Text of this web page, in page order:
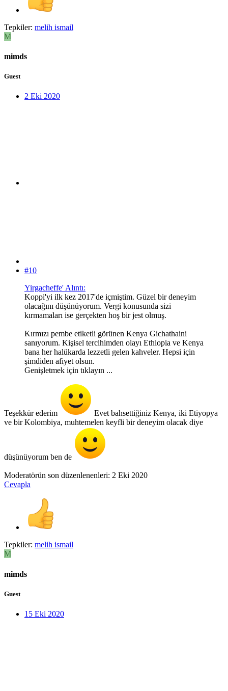
Tepkiler: melih ismail
M
mimds
Guest
2 Eki 2020
#10
Yirgacheffe' Alıntı:
Koppi'yi ilk kez 2017'de içmiştim. Güzel bir deneyim
olacağını düşünüyorum. Vergi konusunda sizi
kırmamaları ise gerçekten hoş bir jest olmuş.
Kırmızı pembe etiketli görünen Kenya Gichathaini
sanıyorum. Kişisel tercihimden olayı Ethiopia ve Kenya
bana her halükarda lezzetli gelen kahveler. Hepsi için
şimdiden afiyet olsun.
Genişletmek için tıklayın ...
Teşekkür ederim
Evet bahsettiğiniz Kenya, iki Etiyopya
ve bir Kolombiya, muhtemelen keyfli bir deneyim olacak diye
düşünüyorum ben de
Moderatörün son düzenlenenleri: 2 Eki 2020
Cevapla
Tepkiler: melih ismail
M
mimds
Guest
15 Eki 2020